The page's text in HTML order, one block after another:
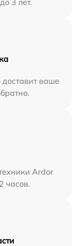
ваше
Ardor
часов.